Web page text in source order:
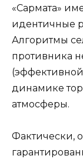
«Сармата»
идентичные
Алгоритмы
противника
динамике
атмосферы.
Фактически,